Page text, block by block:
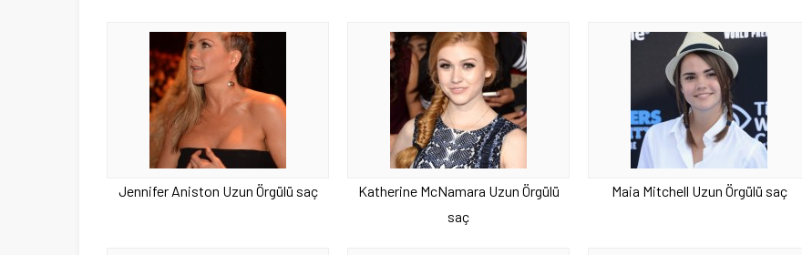
Jennifer Aniston Uzun Örgülü saç
Katherine McNamara Uzun Örgülü
saç
Maia Mitchell Uzun Örgülü saç